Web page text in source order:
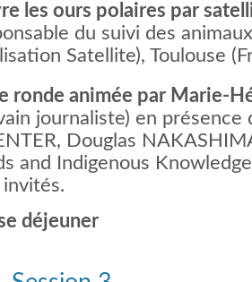
les ours polaires par
du suivi des
Satellite), Toulouse
ronde animée par Marie-
journaliste) en présence
Douglas
and Indigenous
déjeuner